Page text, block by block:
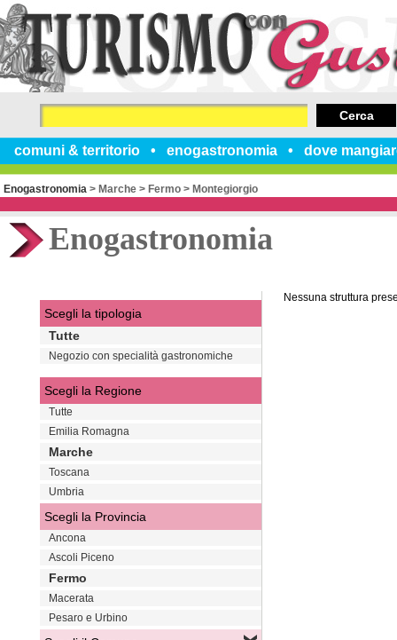
comuni & territorio enogastronomia dove
Cerca
Enogastronomia > Marche > Fermo > Montegiorgio
Enogastronomia
Nessuna struttura
Scegli la tipologia
Tutte
Negozio con specialità gastronomiche
Scegli la Regione
Tutte
Emilia Romagna
Marche
Toscana
Umbria
Scegli la Provincia
Ancona
Ascoli Piceno
Fermo
Macerata
Pesaro e Urbino